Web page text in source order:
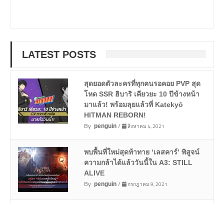
LATEST POSTS
สุดยอดตัวละครที่ทุกคนรอคอย PVP สุด
โหด SSR ฮิบาริ เคียวยะ 10 ปีข้างหน้า
มาแล้ว! พร้อมลุยแล้วที่ Katekyō
HITMAN REBORN!
By penguin/ สิงหาคม 4, 2021
พบพื้นที่ใหม่สุดท้าทาย ‘เลสคาร์’ พิสูจน์
ความกล้าได้แล้ววันนี้ใน A3: STILL
ALIVE
By penguin/ กรกฎาคม 9, 2021